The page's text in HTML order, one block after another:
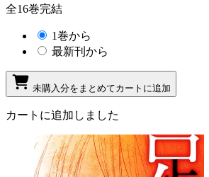
全16巻完結
1巻から
最新刊から
未購入分をまとめてカートに追加
カートに追加しました